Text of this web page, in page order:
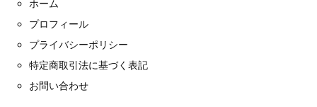
ホーム
プロフィール
プライバシーポリシー
特定商取引法に基づく表記
お問い合わせ